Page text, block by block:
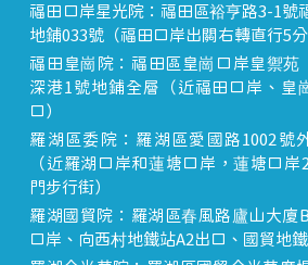
福田口岸星光院：福田區裕亨路3-1號
地鋪033號（福田口岸出關右轉直行5分
福田皇崗院：福田區皇崗口岸皇禦苑
深港1號地鋪全層（近福田口岸、皇
口）
羅湖區委院：羅湖區愛國路1002號
（近羅湖口岸和蓮塘口岸，蓮塘口
門步行街）
羅湖國貿院：羅湖區春風路廬山大廈
口岸、向西村地鐵站A2出口、國貿地鐵